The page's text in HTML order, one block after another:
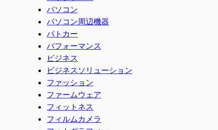
パソコン
パソコン周辺機器
パトカー
パフォーマンス
ビジネス
ビジネスソリューション
ファッション
ファームウェア
フィットネス
フィルムカメラ